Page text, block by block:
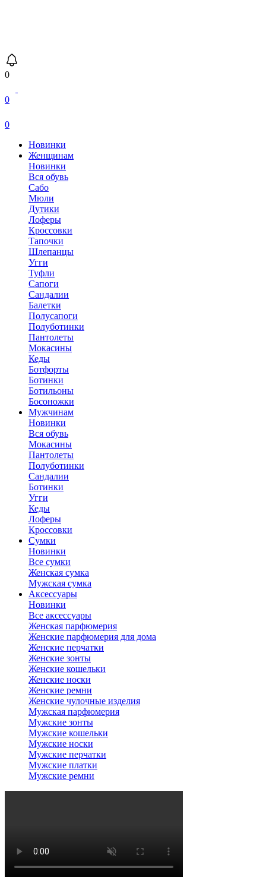
0
0
0
Новинки
Женщинам
Новинки
Вся обувь
Сабо
Мюли
Дутики
Лоферы
Кроссовки
Тапочки
Шлепанцы
Угги
Туфли
Сапоги
Сандалии
Балетки
Полусапоги
Полуботинки
Пантолеты
Мокасины
Кеды
Ботфорты
Ботинки
Ботильоны
Босоножки
Мужчинам
Новинки
Вся обувь
Мокасины
Пантолеты
Полуботинки
Сандалии
Ботинки
Угги
Кеды
Лоферы
Кроссовки
Сумки
Новинки
Все сумки
Женская сумка
Мужская сумка
Аксессуары
Новинки
Все аксессуары
Женская парфюмерия
Женские парфюмерия для дома
Женские перчатки
Женские зонты
Женские кошельки
Женские носки
Женские ремни
Женские чулочные изделия
Мужская парфюмерия
Мужские зонты
Мужские кошельки
Мужские носки
Мужские перчатки
Мужские платки
Мужские ремни